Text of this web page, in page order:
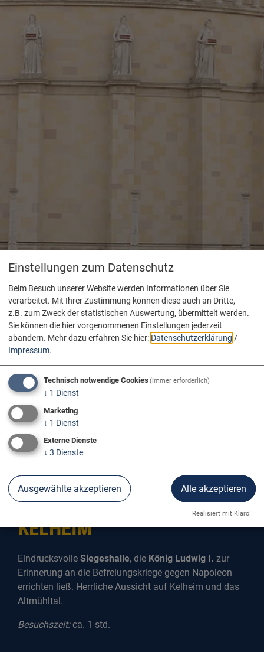
BEFREIUNGSHALLE
KELHEIM
Eindrucksvolle Siegeshalle, die König Ludwig I. zur
Erinnerung an die Befreiungskriege gegen Napoleon
errichten ließ. Herrliche Aussicht auf Kelheim und das
Altmühltal.
Besuchszeit:ca. 1 std.
Einstellungen zum Datenschutz
Beim Besuch unserer Website werden Informationen über Sie
verarbeitet. Mit Ihrer Zustimmung können diese auch an Dritte,
z.B. zum Zweck der statistischen Auswertung, übermittelt werden.
Sie können die hier vorgenommenen Einstellungen jederzeit
abändern. Mehr dazu erfahren Sie hier: Datenschutzerklärung /
Impressum.
Technisch notwendige Cookies(immer erforderlich)
↓ 1 Dienst
Marketing
↓ 1 Dienst
Externe Dienste
↓ 3 Dienste
Ausgewählte akzeptieren Alle akzeptieren
Realisiert mit Klaro!